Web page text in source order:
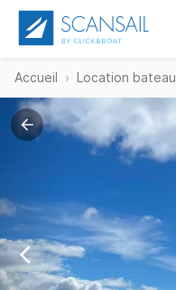
Accueil Location bateau